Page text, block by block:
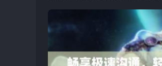
丧，这时，有了现代...